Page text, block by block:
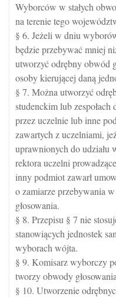
Wyborców w stałych
na terenie tego
§ 6. Jeżeli w dniu
będzie przebywać mniej
utworzyć odrębny obwód
osoby kierującej daną
§ 7. Można utworzyć
studenckim lub
przez uczelnie lub inne
zawartych z uczelniami,
uprawnionych do udziału
rektora uczelni
inny podmiot zawarł
o zamiarze przebywania
głosowania.
§ 8. Przepisu § 7 nie
stanowiących jednostek
wyborach wójta.
§ 9. Komisarz wyborczy
tworzy obwody
§ 10. Utworzenie